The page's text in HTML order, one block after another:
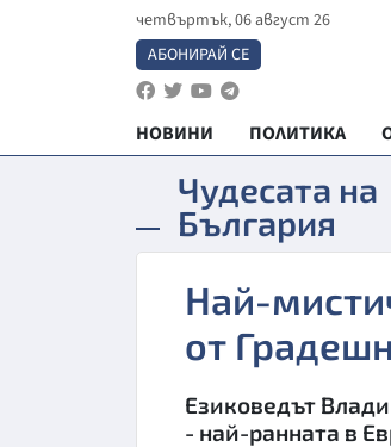
четвъртък, 06 август 26
АБОНИРАЙ СЕ
НОВИНИ ПОЛИТИКА
Чудесата на
България
Най-
от
Езиковедът
- най-ранната в